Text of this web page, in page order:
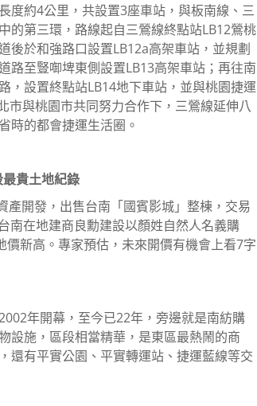
度約4公里，共設置3座車站，與板南線、三
的第三環，路線起自三鶯線終點站LB12鶯桃
後於和強路口設置LB12a高架車站，並規劃
路至豎啣埤東側設置LB13高架車站；再往南
，設置終點站LB14地下車站，並與桃園捷運
市與桃園市共同努力合作下，三鶯線延伸八
時的都會捷運生活圈。
貴土地紀錄
產開發，出售台南「國賓影城」整棟，交易
南在地建商良勳建設以顏姓自然人名義購
新高。專家預估，未來開價有機會上看7字
年開幕，至今已22年，旁邊就是南紡購
設施，區段相當精華，是東區最熱鬧的商
還有平實公園、平實轉運站、捷運藍線等交